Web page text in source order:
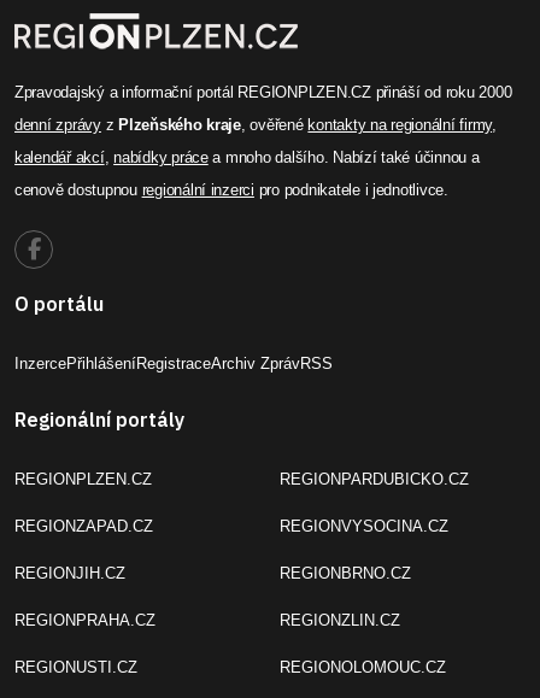
Zpravodajský a informační portál REGIONPLZEN.CZ přináší od roku 2000
denní zprávyz Plzeňského kraje, ověřené kontakty na regionální firmy,
kalendář akcí,nabídky prácea mnoho dalšího. Nabízí také účinnou a
cenově dostupnou regionální inzerci pro podnikatele i jednotlivce.
O portálu
InzercePřihlášeníRegistraceArchiv ZprávRSS
Regionální portály
REGIONPLZEN.CZ
REGIONZAPAD.CZ
REGIONJIH.CZ
REGIONPRAHA.CZ
REGIONUSTI.CZ
REGIONPARDUBICKO.CZ
REGIONVYSOCINA.CZ
REGIONBRNO.CZ
REGIONZLIN.CZ
REGIONOLOMOUC.CZ